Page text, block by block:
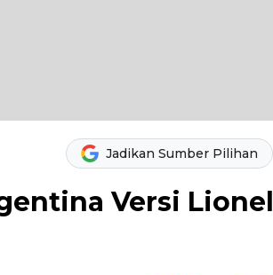
Jadikan Sumber Pilihan
Versi Lionel